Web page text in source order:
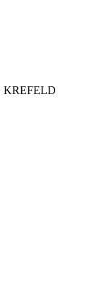
KREFELD